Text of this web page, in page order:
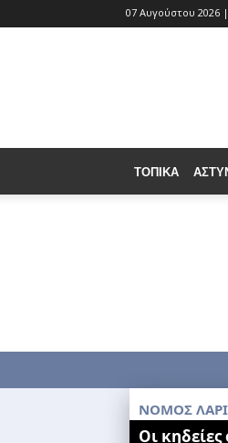
07 Αυγούστου 2026
ΤΟΠΙΚΆ
ΝΟΜΟΣ
Οι